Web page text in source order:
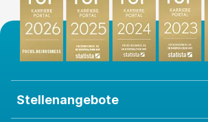
Stellenangebote